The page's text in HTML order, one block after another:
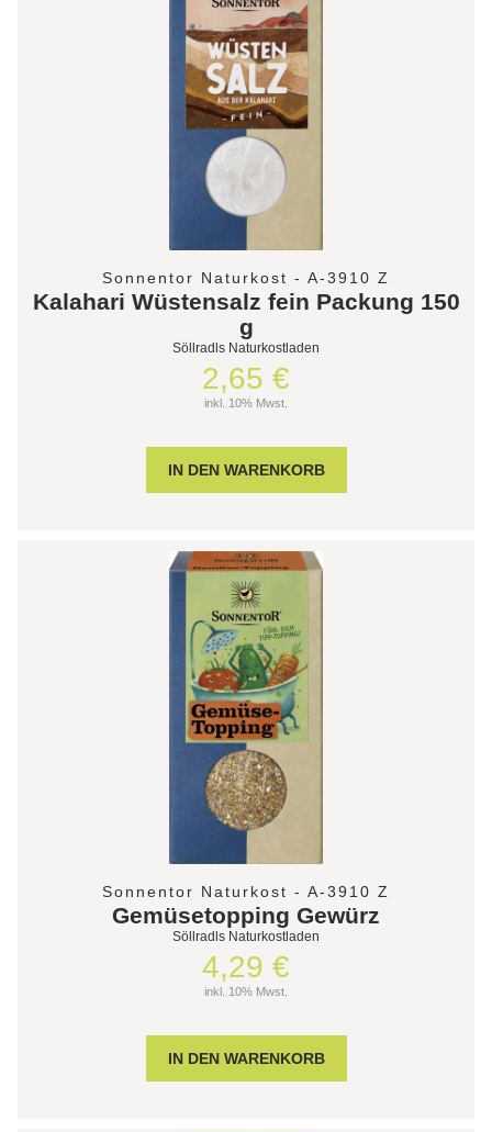
Sonnentor Naturkost - A-3910 Z
Kalahari Wüstensalz fein Packung 150
g
Söllradls Naturkostladen
2,65 €
inkl. 10% Mwst.
Sonnentor Naturkost - A-3910 Z
Gemüsetopping Gewürz
Söllradls Naturkostladen
4,29 €
inkl. 10% Mwst.